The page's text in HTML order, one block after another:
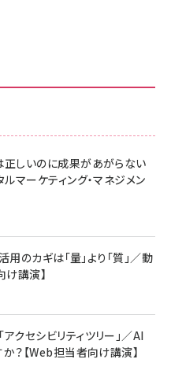
06/24号 No.2500増刊
ョン[王道エンタメの矜持／
07/08号 No.2502[2026
に１億貯めた株式投資
する ルールのデザイン
ーカー保証5年 KLMEA128G
ィルム iPhone 17 用 保護フィ
いPhone17 (6.3インチ) 対応
ン/アクティブノイズキャンセリ
ック
ーカー保証5年 KLMEA128G
ード - Amazonロゴ - クラ
III Flow USB-C & USB-C
ミッドナイトブラック)
黒ラベル 350ml 缶 24本 ビー
応募〆切! 黒ラベルビヤセラー
正しいのに成果があがらない
マーケティング・マネジメン
のカギは「量」より「質」／動
講演】
クセシビリティツリー」／AI
？【Web担当者向け講演】